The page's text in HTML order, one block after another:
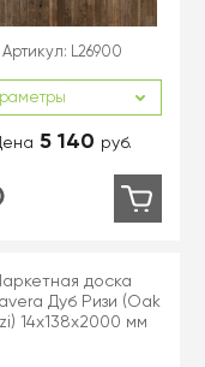
Артикул: L26900
5 140 руб.
доска
Дуб Ризи (Oak
14x138x2000 мм